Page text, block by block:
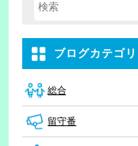
検索キーワード入力
ブログカテゴリ
総合
留守番